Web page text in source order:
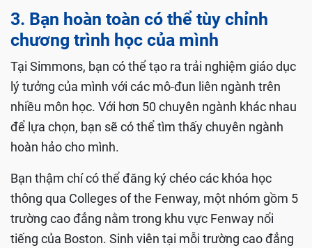
3. Bạn hoàn toàn có thể tùy chỉnh
chương trình học của mình
Tại Simmons, bạn có thể tạo ra trải nghiệm giáo dục
lý tưởng của mình với các mô-đun liên ngành trên
nhiều môn học. Với hơn 50 chuyên ngành khác nhau
để lựa chọn, bạn sẽ có thể tìm thấy chuyên ngành
hoàn hảo cho mình.
Bạn thậm chí có thể đăng ký chéo các khóa học
thông qua Colleges of the Fenway, một nhóm gồm 5
trường cao đẳng nằm trong khu vực Fenway nổi
tiếng của Boston. Sinh viên tại mỗi trường cao đẳng